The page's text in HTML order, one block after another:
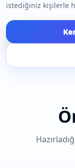
istediğiniz kişilerle